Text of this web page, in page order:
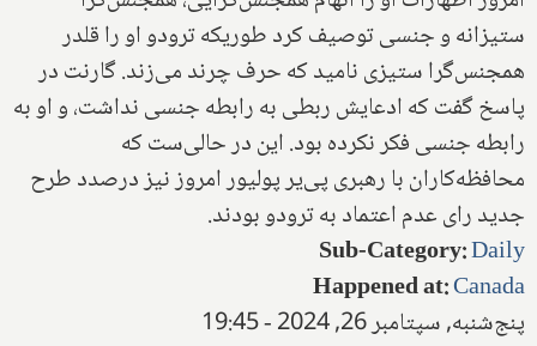
ستیزانه و جنسی توصیف کرد طوریکه ترودو او را قلدر
همجنس‌گرا ستیزی نامید که حرف چرند می‌زند. گارنت در
پاسخ گفت که ادعایش ربطی به رابطه جنسی نداشت، و او به
رابطه جنسی فکر نکرده بود. این در حالی‌ست که
محافظه‌کاران با رهبری پی‌یر پولیور امروز نیز درصدد طرح
جدید رای عدم اعتماد به ترودو بودند.
Sub-Category:Daily
Happened at:Canada
پنج‌شنبه, سپتامبر 26, 2024 - 19:45